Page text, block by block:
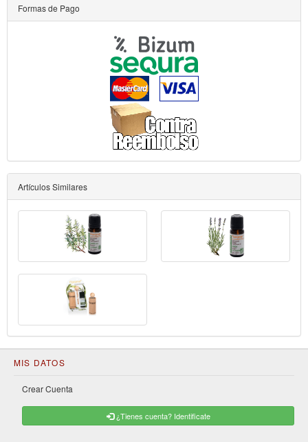
Formas de Pago
Artículos Similares
MIS DATOS
Crear Cuenta
¿Tienes cuenta? Identificate